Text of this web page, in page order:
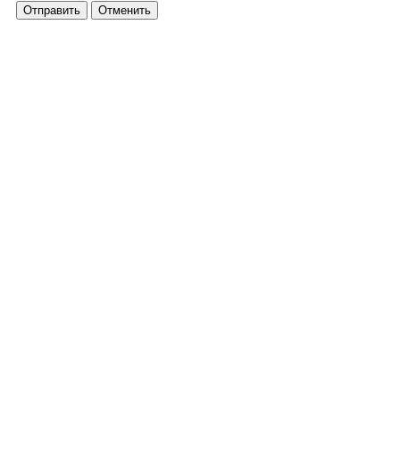
Отправить Отменить